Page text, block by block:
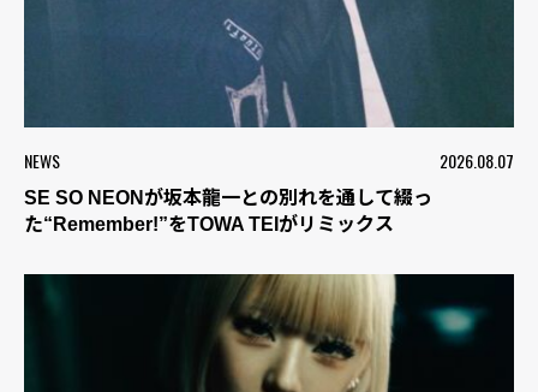
NEWS 2026.08.07
SE SO NEONが坂本龍一との別れを通して綴っ
た“Remember!”をTOWA TEIがリミックス